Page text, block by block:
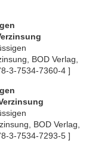
BOD Verlag,
3-7534-7360-4 ]
BOD Verlag,
3-7534-7293-5 ]